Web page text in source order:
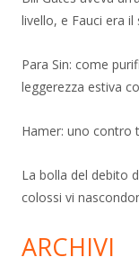
livello, e Fauci era
Para Sin: come
leggerezza estiva
Hamer: uno contro
La bolla del debito
colossi vi
ARCHIVI